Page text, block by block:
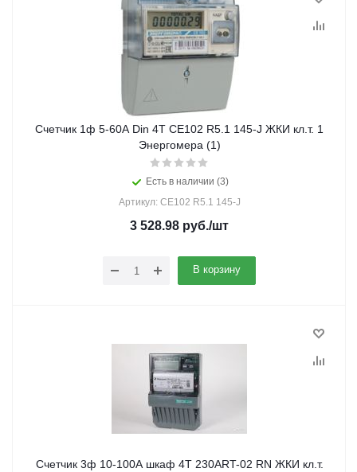
Счетчик 1ф 5-60А Din 4Т СЕ102 R5.1 145-J ЖКИ кл.т. 1
Энергомера (1)
Есть в наличии (3)
Артикул: СЕ102 R5.1 145-J
3 528.98 руб./шт
В корзину
Счетчик 3ф 10-100А шкаф 4Т 230ART-02 RN ЖКИ кл.т.